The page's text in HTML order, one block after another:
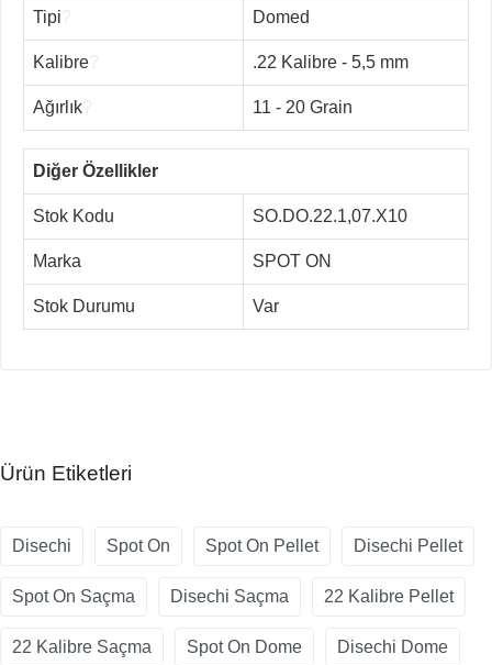
Tipi Domed
Kalibre .22 Kalibre - 5,5 mm
Ağırlık 11 - 20 Grain
Diğer Özellikler
Stok Kodu SO.DO.22.1,07.X10
Marka SPOT ON
Stok Durumu Var
Ürün Etiketleri
Disechi Spot On Spot On Pellet Disechi Pellet
Spot On Saçma Disechi Saçma 22 Kalibre Pellet
22 Kalibre Saçma Spot On Dome Disechi Dome